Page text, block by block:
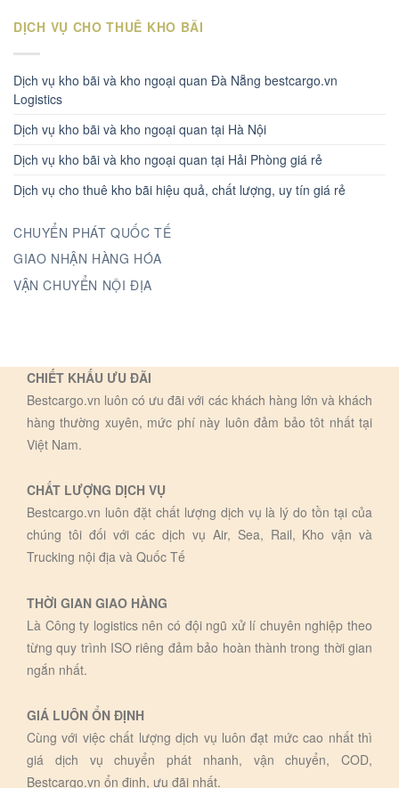
DỊCH VỤ CHO THUÊ KHO BÃI
Dịch vụ kho bãi và kho ngoại quan Đà Nẵng bestcargo.vn
Logistics
Dịch vụ kho bãi và kho ngoại quan tại Hà Nội
Dịch vụ kho bãi và kho ngoại quan tại Hải Phòng giá rẻ
Dịch vụ cho thuê kho bãi hiệu quả, chất lượng, uy tín giá rẻ
CHUYỂN PHÁT QUỐC TẾ
GIAO NHẬN HÀNG HÓA
VẬN CHUYỂN NỘI ĐỊA
CHIẾT KHẤU ƯU ĐÃI
Bestcargo.vn luôn có ưu đãi với các khách hàng lớn và khách
hàng thường xuyên, mức phí này luôn đảm bảo tôt nhất tại
Việt Nam.
CHẤT LƯỢNG DỊCH VỤ
Bestcargo.vn luôn đặt chất lượng dịch vụ là lý do tồn tại của
chúng tôi đối với các dịch vụ Air, Sea, Rail, Kho vận và
Trucking nội địa và Quốc Tế
THỜI GIAN GIAO HÀNG
Là Công ty logistics nên có đội ngũ xử lí chuyên nghiệp theo
từng quy trình ISO riêng đảm bảo hoàn thành trong thời gian
ngắn nhất.
GIÁ LUÔN ỔN ĐỊNH
Cùng với việc chất lượng dịch vụ luôn đạt mức cao nhất thì
giá dịch vụ chuyển phát nhanh, vận chuyển, COD,
Bestcargo.vn ổn định, ưu đãi nhất.